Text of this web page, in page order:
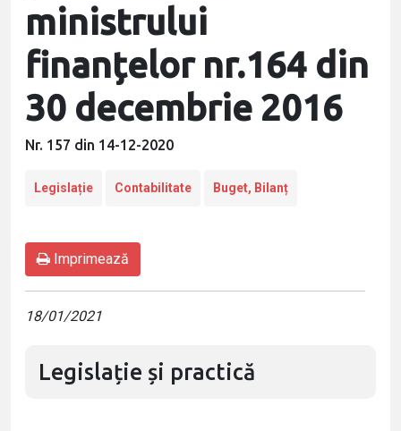
ministrului
finanțelor nr.164 din
30 decembrie 2016
Nr. 157 din 14-12-2020
Legislație Contabilitate Buget, Bilanț
Imprimează
18/01/2021
Legislație și practică